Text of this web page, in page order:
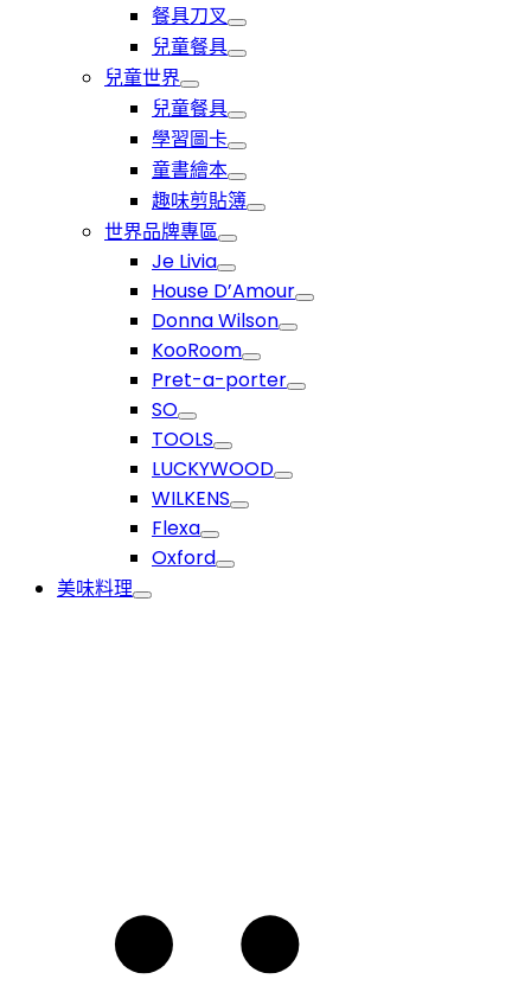
餐具刀叉
兒童餐具
兒童世界
兒童餐具
學習圖卡
童書繪本
趣味剪貼簿
世界品牌專區
Je Livia
House D’Amour
Donna Wilson
KooRoom
Pret-a-porter
SO
TOOLS
LUCKYWOOD
WILKENS
Flexa
Oxford
美味料理